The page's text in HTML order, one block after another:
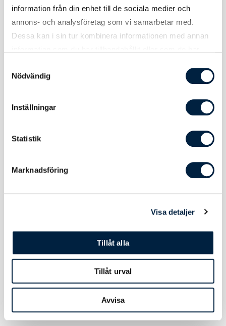
information från din enhet till de sociala medier och
annons- och analysföretag som vi samarbetar med.
Dessa kan i sin tur kombinera informationen med annan
Nödvändig
Inställningar
Statistik
Marknadsföring
Visa detaljer
Tillåt alla
Tillåt urval
Avvisa
Material, Mått & Vikt
Material Bomull 460 g/m². Krok och öljett i metall.
Vikt
Brodyr
Pantone
100% exakt färg kan inte garanteras
men det blir riktigt nära.